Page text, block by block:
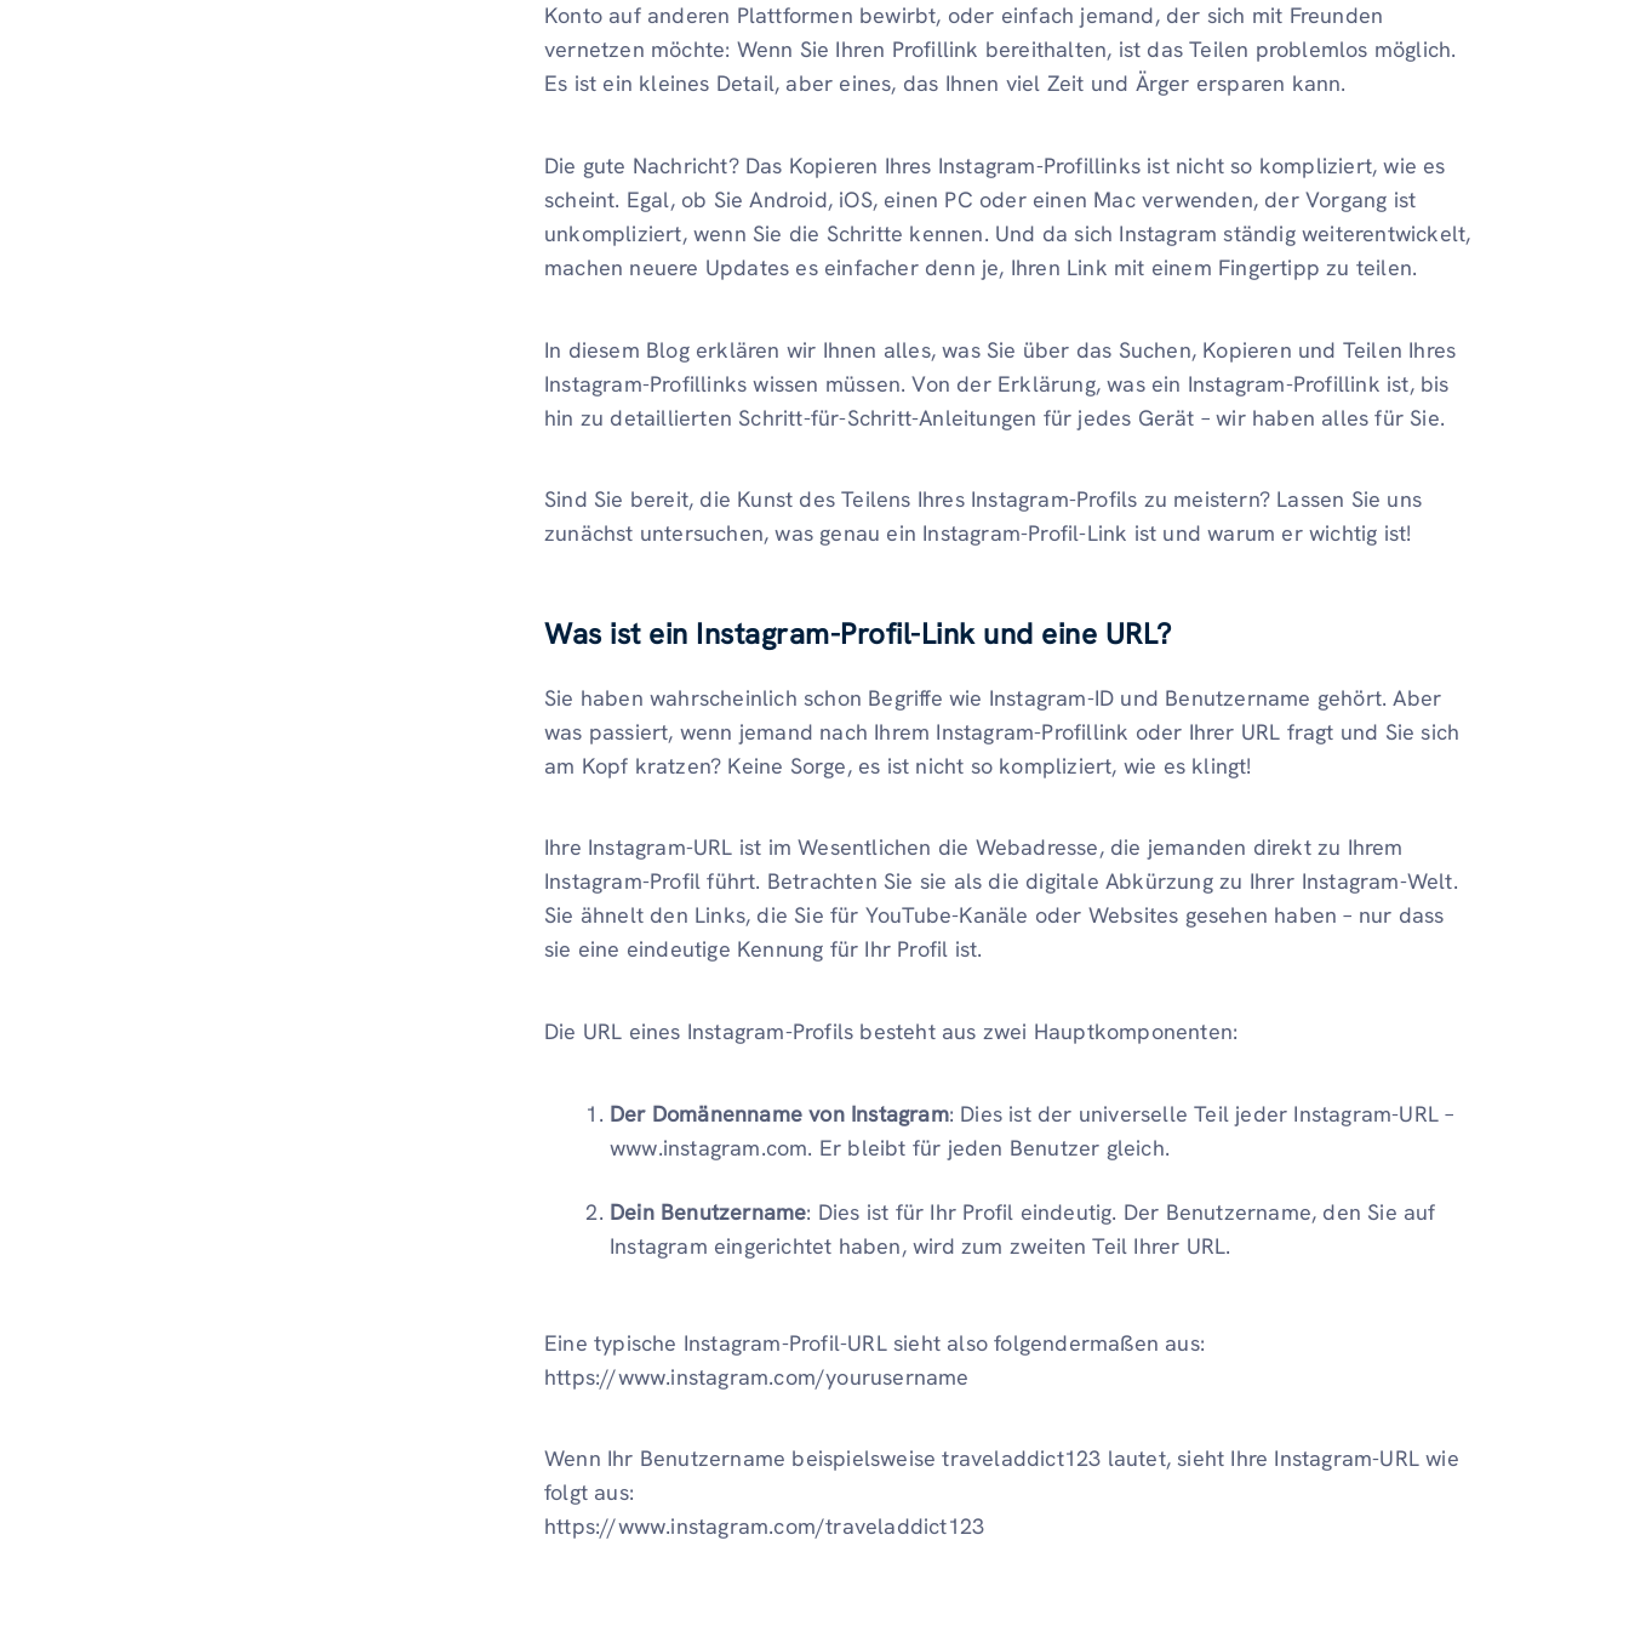
Konto auf anderen Plattformen bewirbt, oder einfach jemand, der sich mit Freunden
vernetzen möchte: Wenn Sie Ihren Profillink bereithalten, ist das Teilen problemlos möglich.
Es ist ein kleines Detail, aber eines, das Ihnen viel Zeit und Ärger ersparen kann.
Die gute Nachricht? Das Kopieren Ihres Instagram-Profillinks ist nicht so kompliziert, wie es
scheint. Egal, ob Sie Android, iOS, einen PC oder einen Mac verwenden, der Vorgang ist
unkompliziert, wenn Sie die Schritte kennen. Und da sich Instagram ständig weiterentwickelt,
machen neuere Updates es einfacher denn je, Ihren Link mit einem Fingertipp zu teilen.
In diesem Blog erklären wir Ihnen alles, was Sie über das Suchen, Kopieren und Teilen Ihres
Instagram-Profillinks wissen müssen. Von der Erklärung, was ein Instagram-Profillink ist, bis
hin zu detaillierten Schritt-für-Schritt-Anleitungen für jedes Gerät – wir haben alles für Sie.
Sind Sie bereit, die Kunst des Teilens Ihres Instagram-Profils zu meistern? Lassen Sie uns
zunächst untersuchen, was genau ein Instagram-Profil-Link ist und warum er wichtig ist!
Was ist ein Instagram-Profil-Link und eine URL?
Sie haben wahrscheinlich schon Begriffe wie Instagram-ID und Benutzername gehört. Aber
was passiert, wenn jemand nach Ihrem Instagram-Profillink oder Ihrer URL fragt und Sie sich
am Kopf kratzen? Keine Sorge, es ist nicht so kompliziert, wie es klingt!
Ihre Instagram-URL ist im Wesentlichen die Webadresse, die jemanden direkt zu Ihrem
Instagram-Profil führt. Betrachten Sie sie als die digitale Abkürzung zu Ihrer Instagram-Welt.
Sie ähnelt den Links, die Sie für YouTube-Kanäle oder Websites gesehen haben – nur dass
sie eine eindeutige Kennung für Ihr Profil ist.
Die URL eines Instagram-Profils besteht aus zwei Hauptkomponenten:
Der Domänenname von Instagram: Dies ist der universelle Teil jeder Instagram-URL –
www.instagram.com. Er bleibt für jeden Benutzer gleich.
Dein Benutzername: Dies ist für Ihr Profil eindeutig. Der Benutzername, den Sie auf
Instagram eingerichtet haben, wird zum zweiten Teil Ihrer URL.
Eine typische Instagram-Profil-URL sieht also folgendermaßen aus:
https://www.instagram.com/yourusername
Wenn Ihr Benutzername beispielsweise traveladdict123 lautet, sieht Ihre Instagram-URL wie
folgt aus:
https://www.instagram.com/traveladdict123